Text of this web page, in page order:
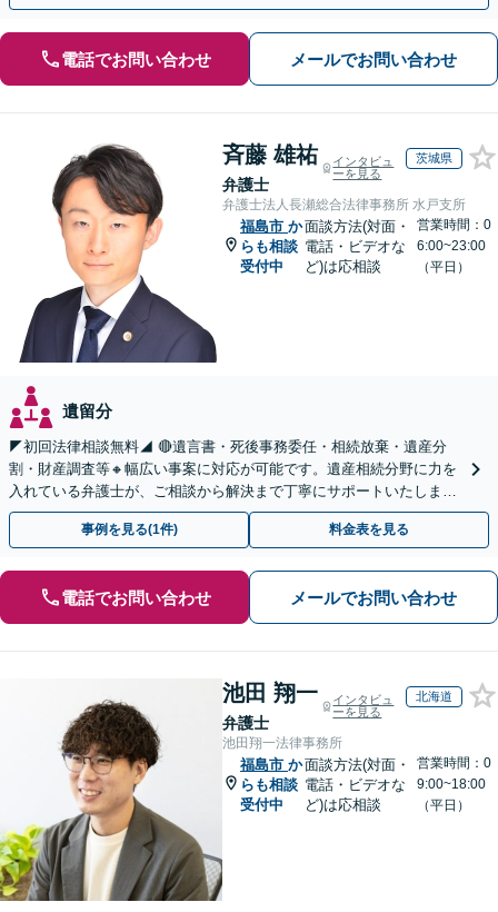
電話でお問い合わせ メールでお問い合わせ
斉藤 雄祐
弁護士
インタビュ
ーを見る
茨城県
弁護士法人長瀬総合法律事務所 水戸支所
福島市 か
らも相談
受付中
面談方法(対面・
電話・ビデオな
ど)は応相談
営業時間：0
6:00~23:00
（平日）
遺留分
◤初回法律相談無料◢ 🔴遺言書・死後事務委任・相続放棄・遺産分
割・財産調査等🔸幅広い事案に対応が可能です。遺産相続分野に力を
入れている弁護士が、ご相談から解決まで丁寧にサポートいたしま
す。まずはじっくりとお話ししてください。
事例を見る(1件) 料金表を見る
電話でお問い合わせ メールでお問い合わせ
池田 翔一
弁護士
インタビュ
ーを見る
北海道
池田翔一法律事務所
福島市 か
らも相談
受付中
面談方法(対面・
電話・ビデオな
ど)は応相談
営業時間：0
9:00~18:00
（平日）